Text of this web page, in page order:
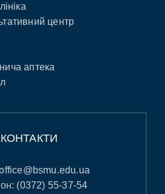
центр
аптека
КОНТАКТИ
(0372) 55-37-54